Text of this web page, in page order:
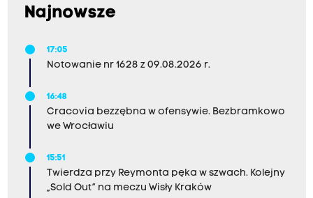
Najnowsze
17:05
Notowanie nr 1628 z 09.08.2026 r.
16:48
Cracovia bezzębna w ofensywie. Bezbramkowo
we Wrocławiu
15:51
Twierdza przy Reymonta pęka w szwach. Kolejny
„Sold Out” na meczu Wisły Kraków